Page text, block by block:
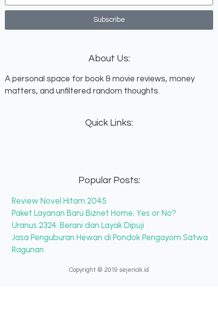
Subscribe
About Us:
A personal space for book & movie reviews, money
matters, and unfiltered random thoughts.
Quick Links:
Popular Posts:
Review Novel Hitam 2045
Paket Layanan Baru Biznet Home, Yes or No?
Uranus 2324: Berani dan Layak Dipuji
Jasa Penguburan Hewan di Pondok Pengayom Satwa
Ragunan
Copyright © 2019 sejenak.id